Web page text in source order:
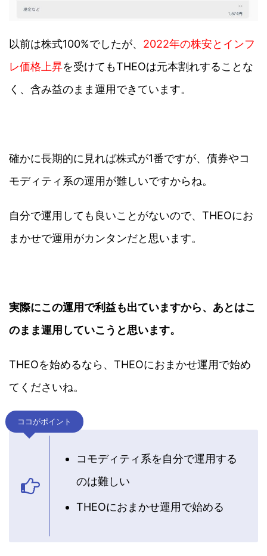
以前は株式100%でしたが、 2022年の株安とインフ
レ価格上昇を受けてもTHEOは元本割れすることな
く、含み益のまま運用できています。
確かに長期的に見れば株式が1番ですが、債券やコ
モディティ系の運用が難しいですからね。
自分で運用しても良いことがないので、THEOにお
まかせで運用がカンタンだと思います。
実際にこの運用で利益も出ていますから、あとはこ
のまま運用していこうと思います。
THEOを始めるなら、THEOにおまかせ運用で始め
てくださいね。
ココがポイント
コモディティ系を自分で運用する
のは難しい
THEOにおまかせ運用で始める